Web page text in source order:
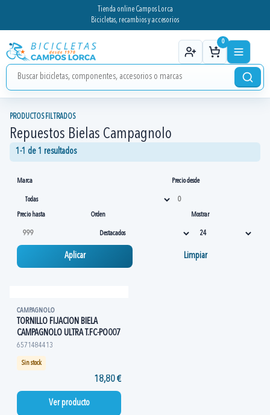
Tienda online Campos Lorca
Bicicletas, recambios y accesorios
0
PRODUCTOS FILTRADOS
Repuestos Bielas Campagnolo
1-1 de 1 resultados
Marca Precio desde
Precio hasta Orden Mostrar
Aplicar Limpiar
CAMPAGNOLO
TORNILLO FIJACION BIELA
CAMPAGNOLO ULTRA T.FC-PO007
6571484413
Sin stock
18,80 €
Ver producto